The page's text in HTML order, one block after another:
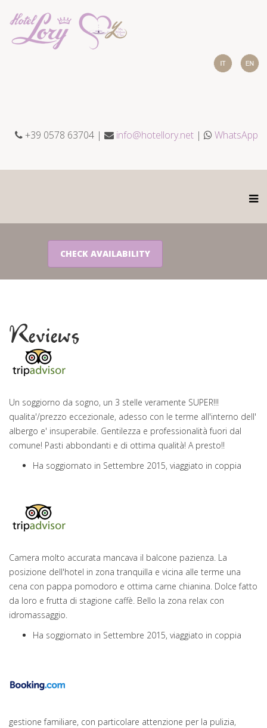
+39 0578 63704 | info@hotellory.net | WhatsApp
Reviews
Un soggiorno da sogno, un 3 stelle veramente SUPER!!!
qualita'/prezzo eccezionale, adesso con le terme all'interno dell'
albergo e' insuperabile. Gentilezza e professionalità fuori dal
comune! Pasti abbondanti e di ottima qualità! A presto!!
Ha soggiornato in Settembre 2015, viaggiato in coppia
Camera molto accurata mancava il balcone pazienza. La
posizione dell'hotel in zona tranquilla e vicina alle terme una
cena con pappa pomodoro e ottima carne chianina. Dolce fatto
da loro e frutta di stagione caffè. Bello la zona relax con
idromassaggio.
Ha soggiornato in Settembre 2015, viaggiato in coppia
gestione familiare, con particolare attenzione per la pulizia,